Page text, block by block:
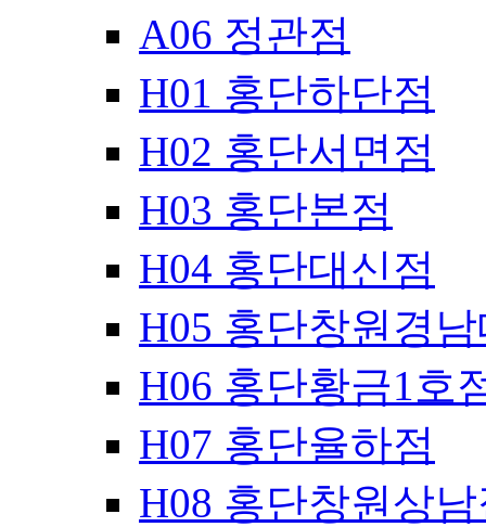
A06 정관점
H01 홍단하단점
H02 홍단서면점
H03 홍단본점
H04 홍단대신점
H05 홍단창원경
H06 홍단황금1호
H07 홍단율하점
H08 홍단창원상